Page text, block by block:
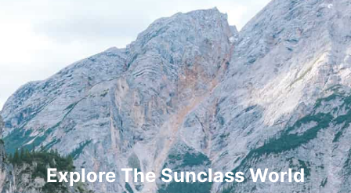
Explore The Sunclass World